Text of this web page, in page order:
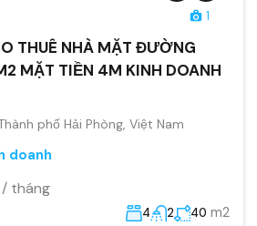
1
THUÊ NHÀ MẶT ĐƯỜNG
MẶT TIỀN 4M KINH DOANH
phố Hải Phòng, Việt Nam
doanh
tháng
4 2 40 m2